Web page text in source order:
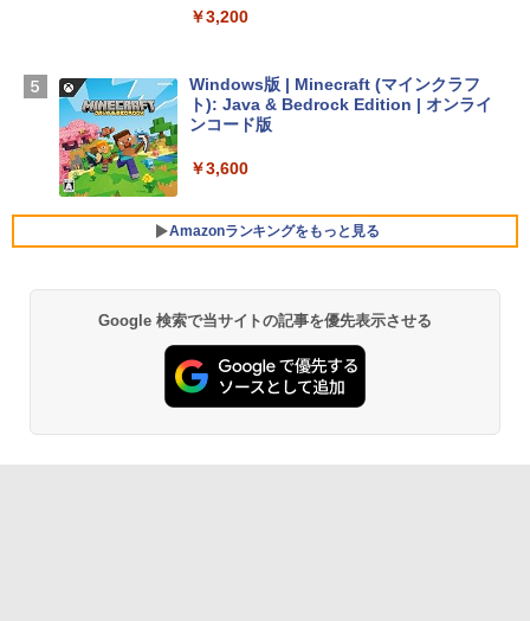
SSD インテル Core 5
￥129,800
Core i5/16GB/SSD 512GB/ホワイト) FM
VWK3E15W_AZ
￥139,880
￥3,200
Windows版 | Minecraft (マインクラフ
ト): Java & Bedrock Edition | オンライ
ンコード版
￥3,600
Amazonランキングをもっと見る
生成AIパスポート公式テキスト 第４版
￥1,766
Amazon Kindle Paperwhite (16GB) 7イ
ンチディスプレイ、色調調節ライト、12
週間持続バッテリー、広告なし、ブラッ
ク
￥22,980
Google 検索で当サイトの記事を優先表示させる